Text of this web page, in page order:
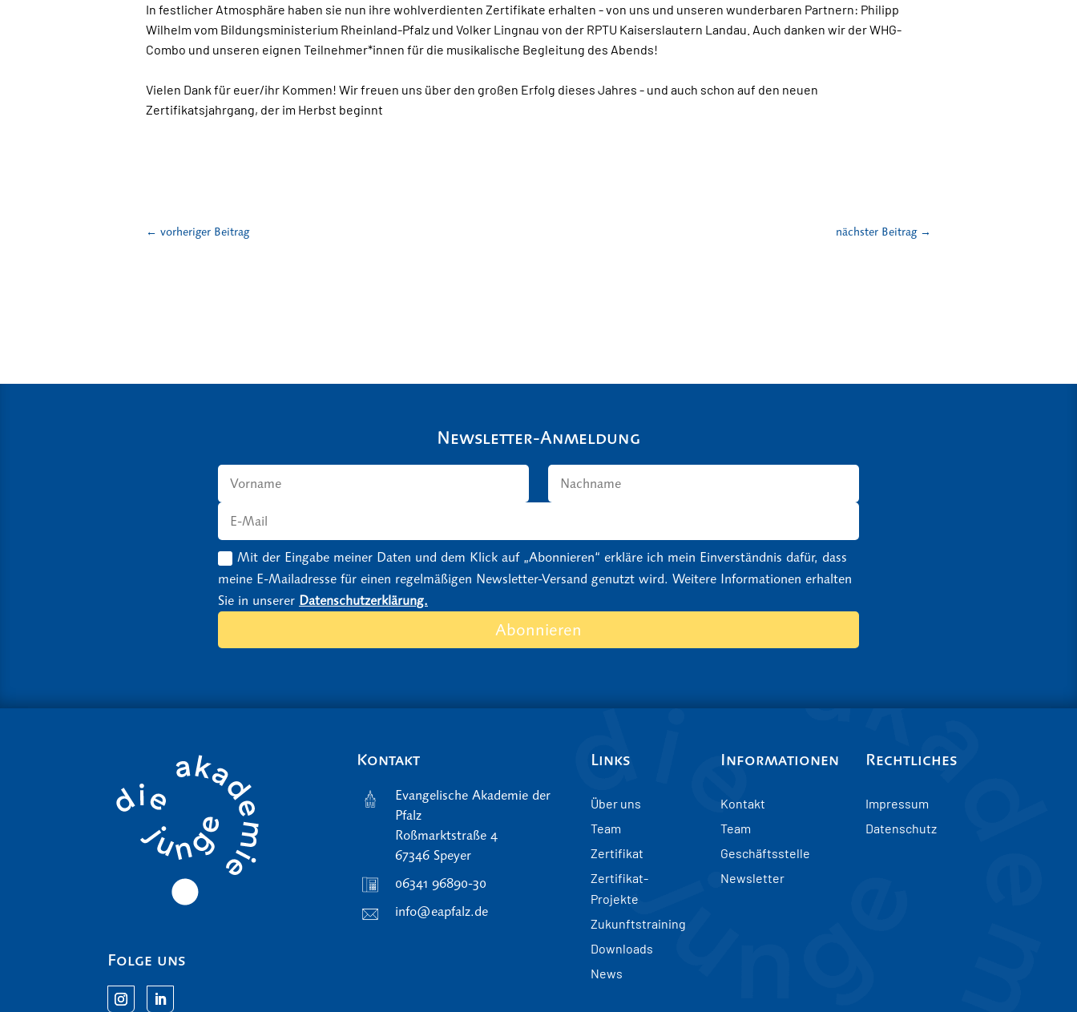
In festlicher Atmosphäre haben sie nun ihre wohlverdienten Zertifikate erhalten - von uns und unseren wunderbaren Partnern: Philipp
Wilhelm vom Bildungsministerium Rheinland-Pfalz und Volker Lingnau von der RPTU Kaiserslautern Landau. Auch danken wir der WHG-
Combo und unseren eignen Teilnehmer*innen für die musikalische Begleitung des Abends!
Vielen Dank für euer/ihr Kommen! Wir freuen uns über den großen Erfolg dieses Jahres - und auch schon auf den neuen
Zertifikatsjahrgang, der im Herbst beginnt
← vorheriger Beitrag nächster Beitrag→
Newsletter-Anmeldung
Mit der Eingabe meiner Daten und dem Klick auf „Abonnieren“ erkläre ich mein Einverständnis dafür, dass
meine E-Mailadresse für einen regelmäßigen Newsletter-Versand genutzt wird. Weitere Informationen erhalten
Sie in unserer Datenschutzerklärung.
Abonnieren
Folge uns
Kontakt
Evangelische Akademie der
Pfalz
Roßmarktstraße 4
67346 Speyer
06341 96890-30
info@eapfalz.de
Links
Über uns
Team
Zertifikat
Zertifikat-
Projekte
Zukunftstraining
Downloads
News
Informationen
Kontakt
Team
Geschäftsstelle
Newsletter
Rechtliches
Impressum
Datenschutz